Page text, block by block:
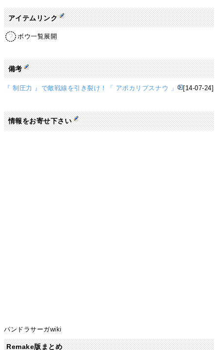
アイテムリンク
ボウ一覧展開
備考
『 制圧力 』で敵戦線を引き裂け！「 アポカリプスナウ 」 [14-07-24]
情報をお寄せ下さい
パンドラサーガwiki
Remake版まとめ